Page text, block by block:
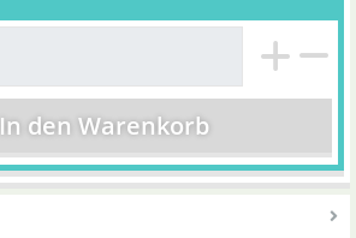
In den Warenkorb